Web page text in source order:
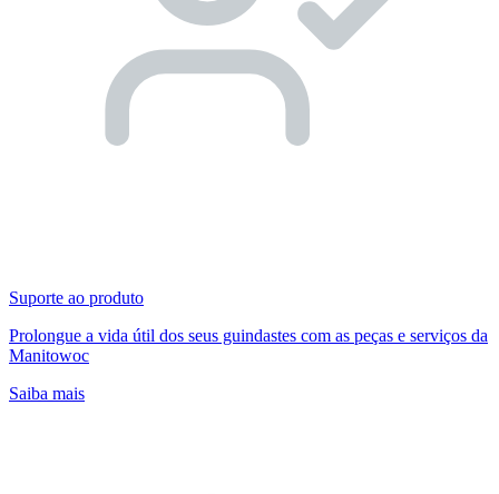
Suporte ao produto
Prolongue a vida útil dos seus guindastes com as peças e serviços da
Manitowoc
Saiba mais